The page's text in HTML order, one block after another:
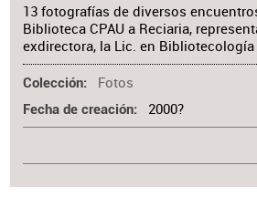
13 fotografías de diversos
Biblioteca CPAU a Reciaria,
exdirectora, la Lic. en Bibliotecología
Colección Fotos
Fecha de creación 2000?